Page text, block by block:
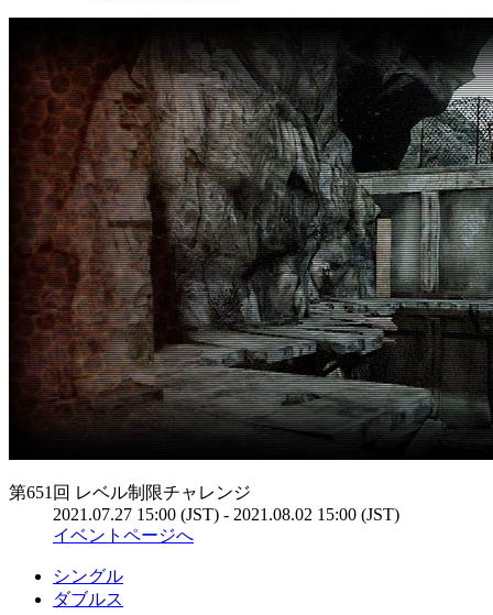
第651回 レベル制限チャレンジ
2021.07.27 15:00 (JST) - 2021.08.02 15:00 (JST)
イベントページへ
シングル
ダブルス